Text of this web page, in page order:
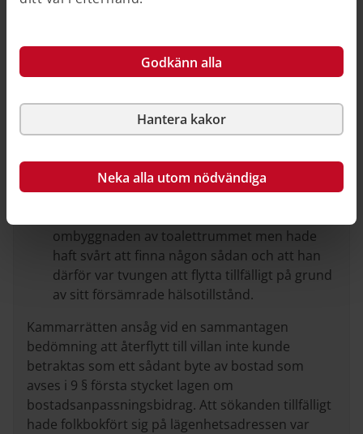
Godkänn alla
Hantera kakor
Neka alla utom nödvändiga
sökanden hade sviktande hälsa och inte
kunde förflytta sig utan rollator
sökanden hade uppgett att han och hans fru
flyttade till en seniorlägenhet på prov på
grund av hans försämrade hälsoläge och att
han inte kunde ta sig till någon av villans
duschar
sökanden hade försökt hitta en byggfirma
ombyggnaden av toalettrummet men hade
haft svårt att finna någon sådan och att han
därför var tvungen att flytta tillfälligt på grund
av sitt försämrade hälsotillstånd.
Kammarrätten ansåg vid en sammantagen
bedömning att återflytt till villan inte kunde
betraktas som ett sådant byte av bostad som
avses i 9 § första stycket lagen om
bostadsanpassningsbidrag. Att sökanden tillfälligt
hade folkbokfört sig på lägenhetsadressen var